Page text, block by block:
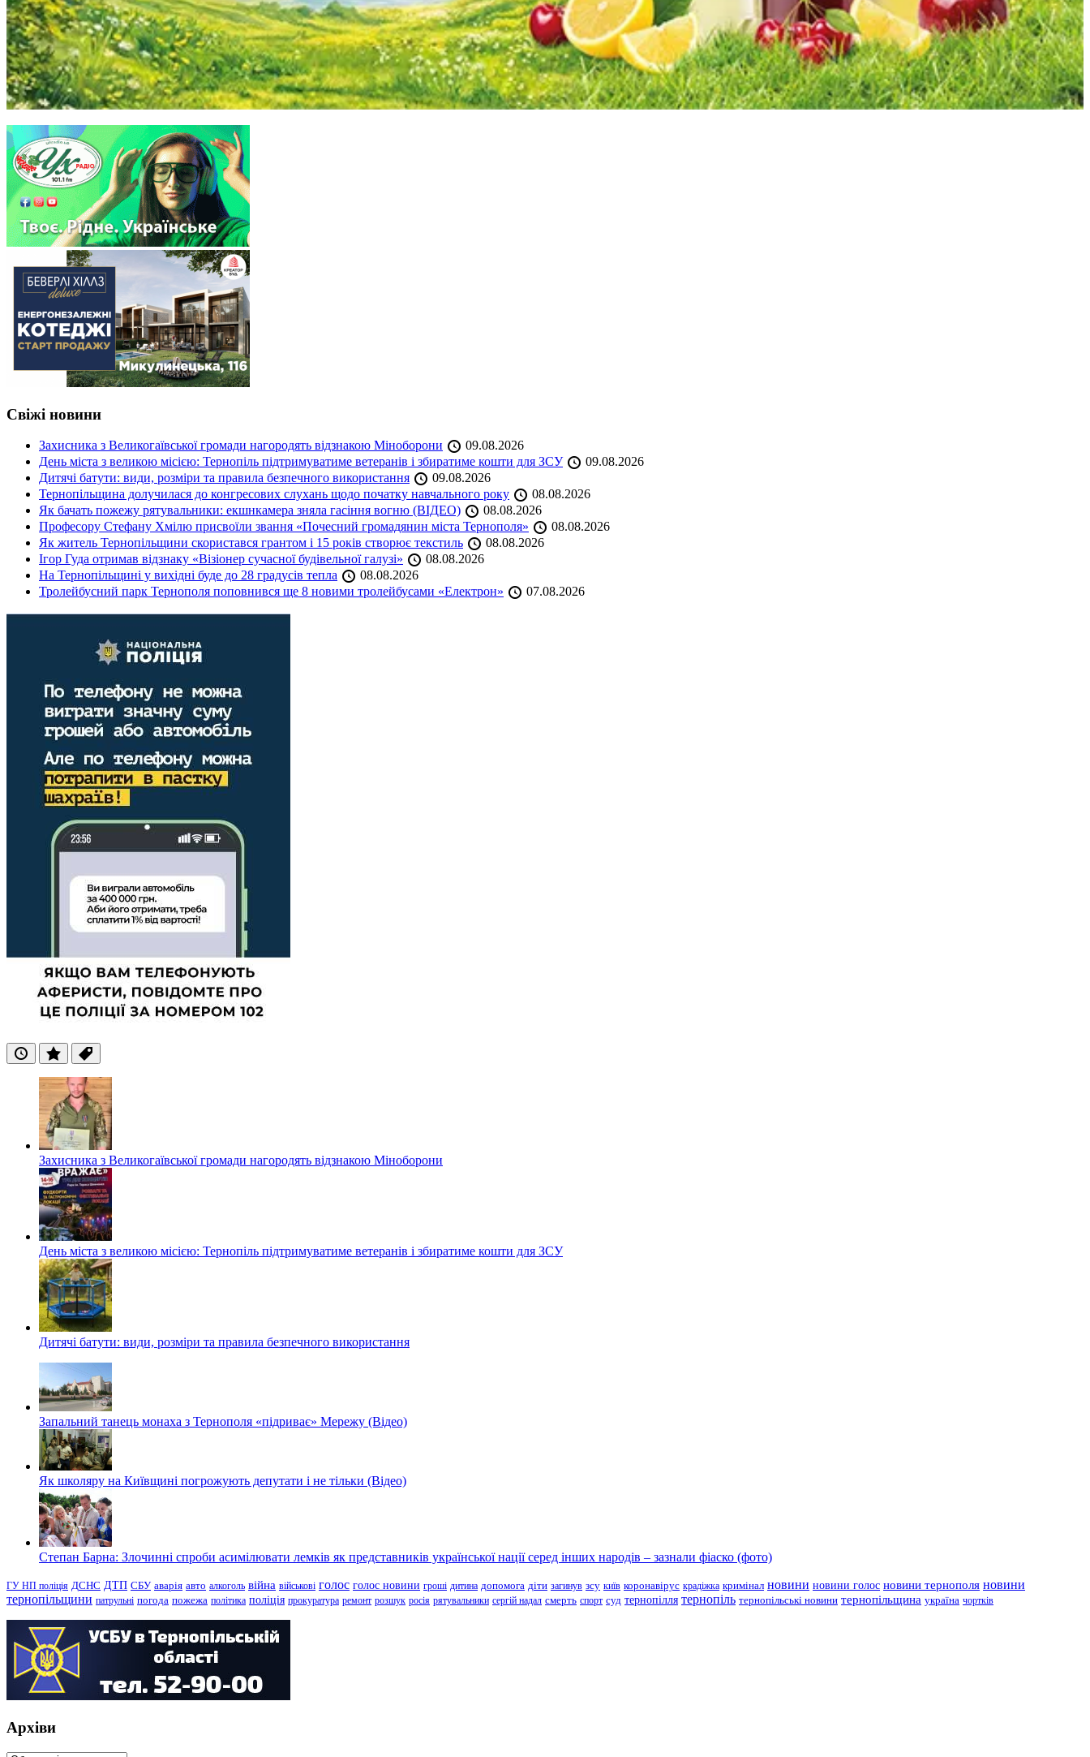
Свіжі новини
Захисника з Великогаївської громади нагородять відзнакою Міноборони
09.08.2026
День міста з великою місією: Тернопіль підтримуватиме ветеранів і збиратиме кошти для ЗСУ
09.08.2026
Дитячі батути: види, розміри та правила безпечного використання
09.08.2026
Тернопільщина долучилася до конгресових слухань щодо початку навчального року
08.08.2026
Як бачать пожежу рятувальники: екшнкамера зняла гасіння вогню (ВІДЕО)
08.08.2026
Професору Стефану Хмілю присвоїли звання «Почесний громадянин міста Тернополя»
08.08.2026
Як житель Тернопільщини скористався грантом і 15 років створює текстиль
08.08.2026
Ігор Гуда отримав відзнаку «Візіонер сучасної будівельної галузі»
08.08.2026
На Тернопільщині у вихідні буде до 28 градусів тепла
08.08.2026
Тролейбусний парк Тернополя поповнився ще 8 новими тролейбусами «Електрон»
07.08.2026
ОстанніПопулярні
Теги
Захисника з Великогаївської громади нагородять відзнакою Міноборони
День міста з великою місією: Тернопіль підтримуватиме ветеранів і збиратиме кошти для ЗСУ
Дитячі батути: види, розміри та правила безпечного використання
Запальний танець монаха з Тернополя «підриває» Мережу (Відео)
Як школяру на Київщині погрожують депутати і не тільки (Відео)
Степан Барна: Злочинні спроби асимілювати лемків як представників української нації серед інших народів – зазнали фіаско (фото)
ГУ НП поліція ДСНС ДТП СБУ аварія авто алкоголь війна військові голос голос новини гроші дитина допомога діти загинув зсу київ коронавірус крадіжка кримінал новини новини голос новини тернополя новини
тернопільщини патрульні погода пожежа політика поліція прокуратура ремонт розшук росія рятувальники сергій надал смерть спорт суд тернопілля тернопіль тернопільські новини тернопільщина україна чортків
Архіви